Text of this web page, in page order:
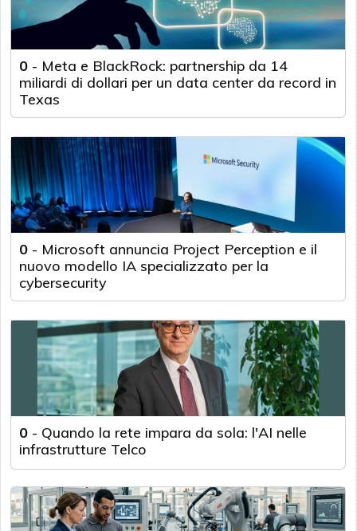
0 - Meta e BlackRock: partnership da 14
miliardi di dollari per un data center da record in
Texas
0 - Microsoft annuncia Project Perception e il
nuovo modello IA specializzato per la
cybersecurity
0 - Quando la rete impara da sola: l'AI nelle
infrastrutture Telco